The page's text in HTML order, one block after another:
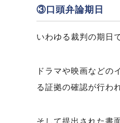
③口頭弁論期日
いわゆる裁判の期日
ドラマや映画などの
る証拠の確認が行わ